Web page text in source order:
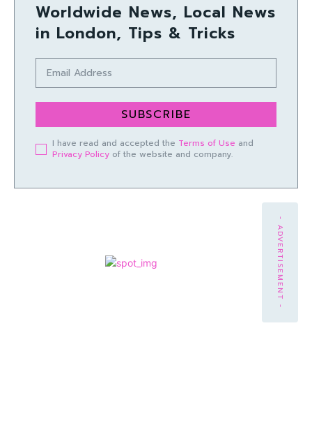
Worldwide News, Local News
in London, Tips & Tricks
SUBSCRIBE
I have read and accepted the Terms of Use and
Privacy Policy of the website and company.
- ADVERTISEMENT -